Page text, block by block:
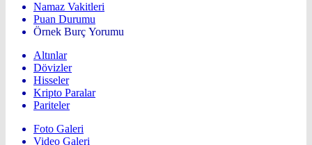
Namaz Vakitleri
Puan Durumu
Örnek Burç Yorumu
Altınlar
Dövizler
Hisseler
Kripto Paralar
Pariteler
Foto Galeri
Video Galeri